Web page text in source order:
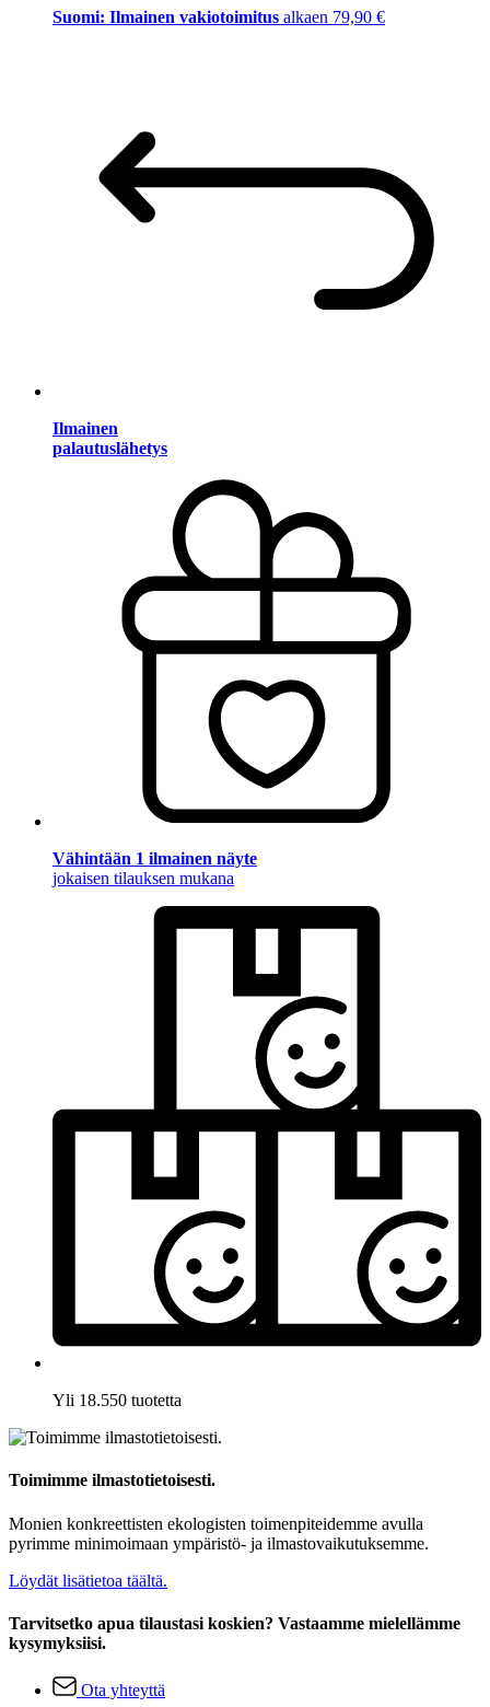
Suomi: Ilmainen vakiotoimitus alkaen 79,90 €
Ilmainen
palautuslähetys
Vähintään 1 ilmainen näyte
jokaisen tilauksen mukana
Yli 18.550 tuotetta
Toimimme ilmastotietoisesti.
Monien konkreettisten ekologisten toimenpiteidemme avulla
pyrimme minimoimaan ympäristö- ja ilmastovaikutuksemme.
Löydät lisätietoa täältä.
Tarvitsetko apua tilaustasi koskien? Vastaamme mielellämme
kysymyksiisi.
Ota yhteyttä